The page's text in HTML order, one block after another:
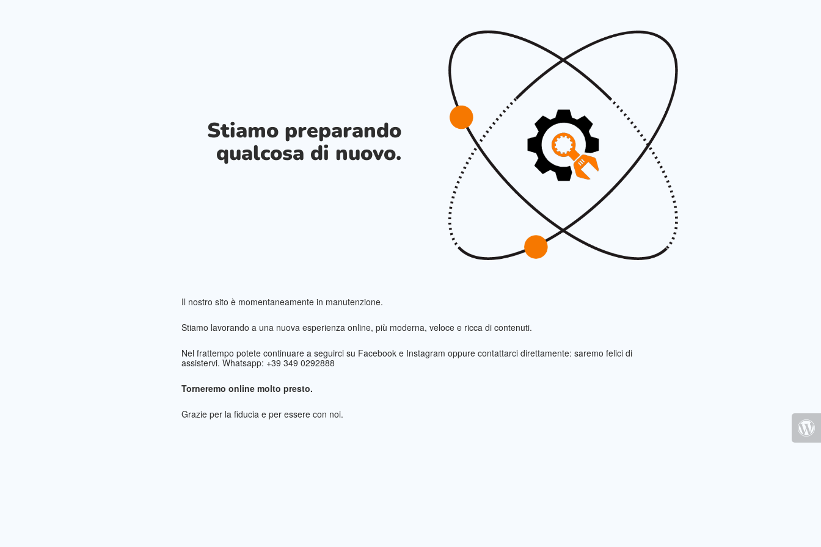
Stiamo preparando
qualcosa di nuovo.
Il nostro sito è momentaneamente in manutenzione.
Stiamo lavorando a una nuova esperienza online, più moderna, veloce e ricca di contenuti.
Nel frattempo potete continuare a seguirci su Facebook e Instagram oppure contattarci direttamente: saremo felici di
assistervi. Whatsapp: +39 349 0292888
Torneremo online molto presto.
Grazie per la fiducia e per essere con noi.